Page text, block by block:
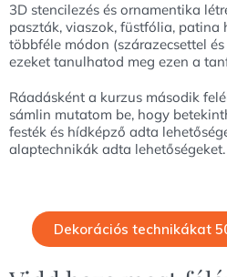
3D stencilezés és ornamentika
paszták, viaszok, füstfólia, patina
többféle módon (szárazecsettel
ezeket tanulhatod meg ezen a
Ráadásként a kurzus második
sámlin mutatom be, hogy
festék és hídképző adta
alaptechnikák adta lehetőségeket.
Dekorációs technikákat